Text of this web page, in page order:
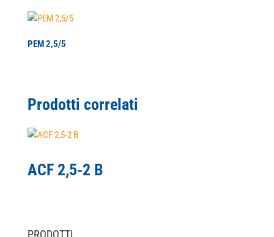
PEM 2,5/5
Prodotti correlati
ACF 2,5-2 B
PRODOTTI